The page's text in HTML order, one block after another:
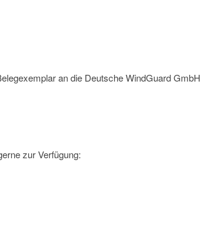
an die Deutsche WindGuard GmbH
zur Verfügung: